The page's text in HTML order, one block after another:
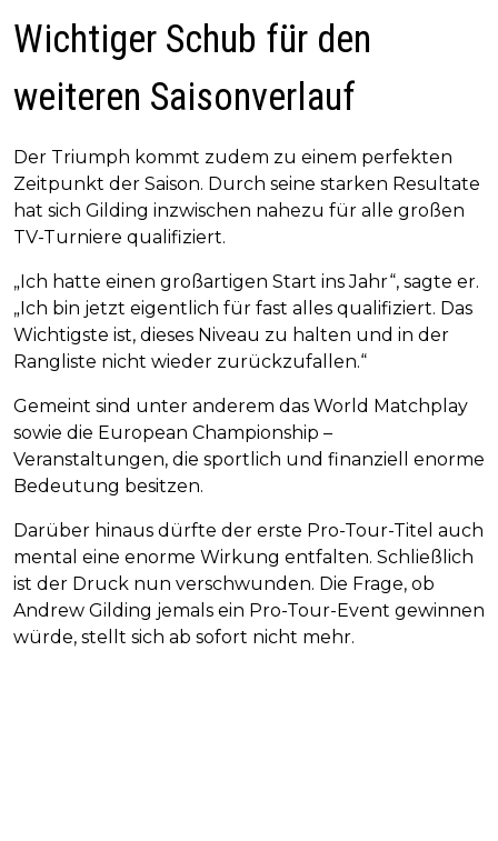
Wichtiger Schub für den
weiteren Saisonverlauf
Der Triumph kommt zudem zu einem perfekten
Zeitpunkt der Saison. Durch seine starken Resultate
hat sich Gilding inzwischen nahezu für alle großen
TV-Turniere qualifiziert.
„Ich hatte einen großartigen Start ins Jahr“, sagte er.
„Ich bin jetzt eigentlich für fast alles qualifiziert. Das
Wichtigste ist, dieses Niveau zu halten und in der
Rangliste nicht wieder zurückzufallen.“
Gemeint sind unter anderem das World Matchplay
sowie die European Championship –
Veranstaltungen, die sportlich und finanziell enorme
Bedeutung besitzen.
Darüber hinaus dürfte der erste Pro-Tour-Titel auch
mental eine enorme Wirkung entfalten. Schließlich
ist der Druck nun verschwunden. Die Frage, ob
Andrew Gilding jemals ein Pro-Tour-Event gewinnen
würde, stellt sich ab sofort nicht mehr.